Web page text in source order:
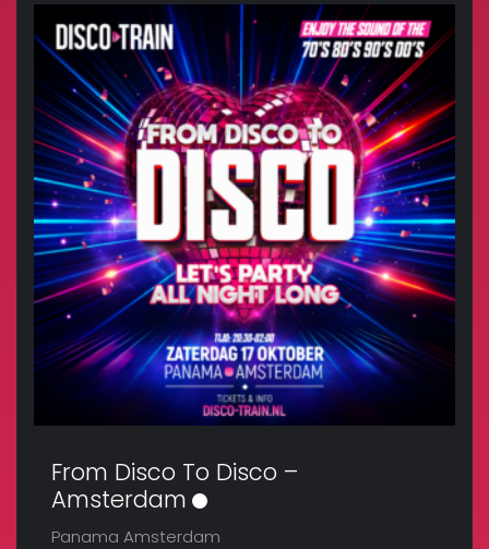
From Disco To Disco –
Amsterdam
Panama Amsterdam